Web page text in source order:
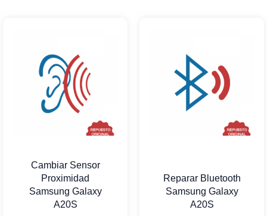
Cambiar Sensor
Proximidad
Samsung Galaxy
A20S
Reparar Bluetooth
Samsung Galaxy
A20S